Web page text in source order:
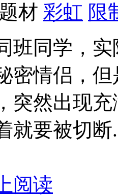
题材 彩虹 限
班同学，
密情侣，
突然出现
就要被切断
阅读